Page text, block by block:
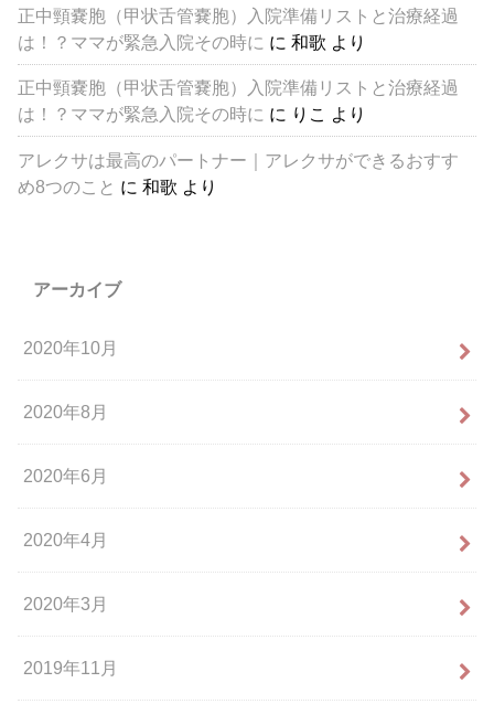
正中頸嚢胞（甲状舌管嚢胞）入院準備リストと治療経過
は！？ママが緊急入院その時に に和歌 より
正中頸嚢胞（甲状舌管嚢胞）入院準備リストと治療経過
は！？ママが緊急入院その時に に りこ より
アレクサは最高のパートナー｜アレクサができるおすす
め8つのこと に和歌 より
アーカイブ
2020年10月
2020年8月
2020年6月
2020年4月
2020年3月
2019年11月